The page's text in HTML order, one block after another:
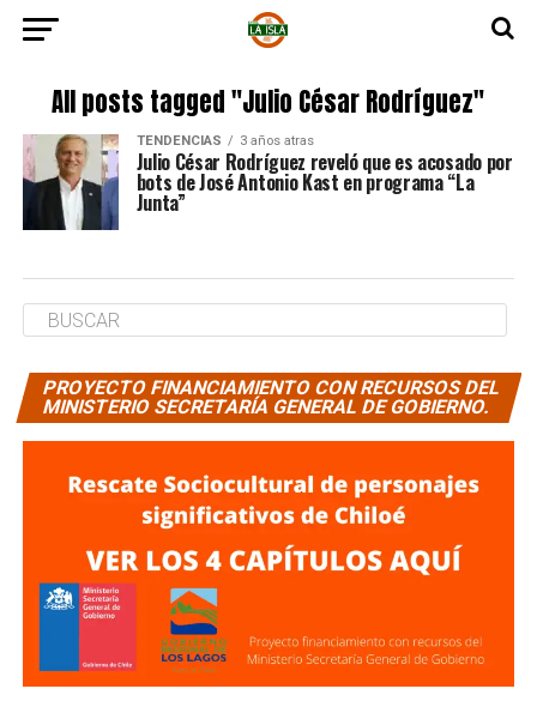
All posts tagged "Julio César Rodríguez"
TENDENCIAS 3 años atras
Julio César Rodríguez reveló que es acosado por
bots de José Antonio Kast en programa “La
Junta”
PROYECTO FINANCIAMIENTO CON RECURSOS DEL
MINISTERIO SECRETARÍA GENERAL DE GOBIERNO.